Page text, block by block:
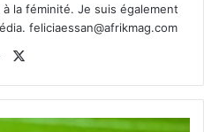
la féminité. Je suis également
feliciaessan@afrikmag.com
Website